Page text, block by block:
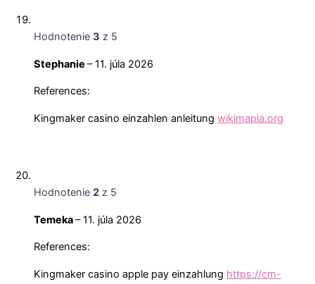
Hodnotenie 3 z 5
Stephanie – 11. júla 2026
References:
Kingmaker casino einzahlen anleitung wikimapia.org
Hodnotenie 2 z 5
Temeka– 11. júla 2026
References:
Kingmaker casino apple pay einzahlung https://cm-